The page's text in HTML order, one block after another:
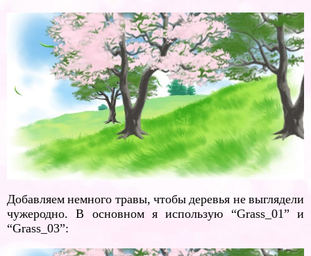
Добавляем немного травы, чтобы деревья не выглядели
чужеродно. В основном я использую “Grass_01” и
“Grass_03”: